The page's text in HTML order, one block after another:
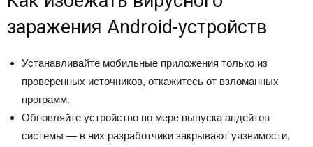
заражения Android-устройств
Устанавливайте мобильные приложения только из
проверенных источников, откажитесь от взломанных
программ.
Обновляйте устройство по мере выпуска апдейтов
системы — в них разработчики закрывают уязвимости,